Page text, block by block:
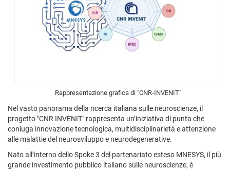
Rappresentazione grafica di "CNR-INVENIT"
Nel vasto panorama della ricerca italiana sulle neuroscienze, il
progetto "CNR INVENIT" rappresenta un’iniziativa di punta che
coniuga innovazione tecnologica, multidisciplinarietà e attenzione
alle malattie del neurosviluppo e neurodegenerative.
Nato all’interno dello Spoke 3 del partenariato esteso MNESYS, il più
grande investimento pubblico italiano sulle neuroscienze, è